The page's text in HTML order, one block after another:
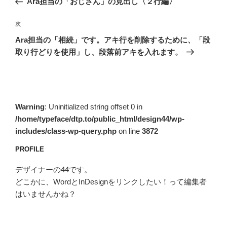
ナ
ビ
ゲ
ー
稿
次
の
投
次
Ara担当の「相続」です。アキ行を削除するために、「段
取り行どりを使用」し、段落前アキを入れます。
Warning: Uninitialized string offset 0 in
/home/typeface/dtp.to/public_html/design44/wp-
includes/class-wp-query.php on line 3872
PROFILE
デザイナーの44です。
どこかに、WordとInDesignをリンクしたい！って編集者
はいませんかね？